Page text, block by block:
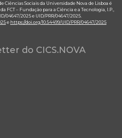
Ciências Sociais da Universidade Nova de Lisboa é
FCT – Fundação para a Ciência e a Tecnologia, I.P.,
04647/2025 e UID/PRR/04647/2025.
e https://doi.org/10.54499/UID/PRR/04647/2025
do CICS.NOVA